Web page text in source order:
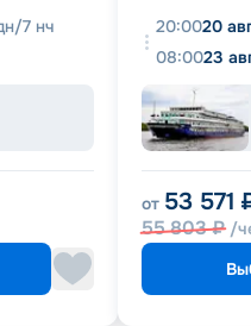
/7 нч
20:0020
08:0023
от 53 571
55 803₽ /